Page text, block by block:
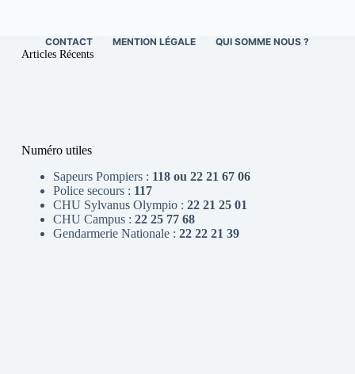
CONTACT MENTION LÉGALE QUI SOMME NOUS ?
Articles Récents
Numéro utiles
Sapeurs Pompiers : 118 ou 22 21 67 06
Police secours : 117
CHU Sylvanus Olympio : 22 21 25 01
CHU Campus : 22 25 77 68
Gendarmerie Nationale : 22 22 21 39